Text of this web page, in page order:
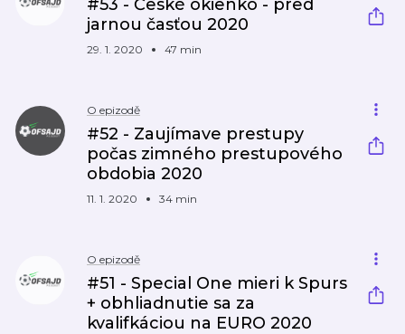
#53 - České okienko - pred
jarnou časťou 2020
29. 1. 2020 47 min
O epizodě
#52 - Zaujímave prestupy
počas zimného prestupového
obdobia 2020
11. 1. 2020 34 min
O epizodě
#51 - Special One mieri k Spurs
+ obhliadnutie sa za
kvalifkáciou na EURO 2020